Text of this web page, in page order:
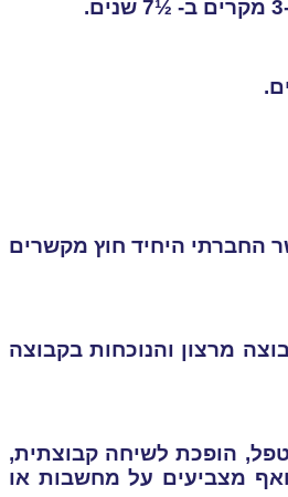
החברתי היחיד חוץ מקשרים
מרצון והנוכחות בקבוצה
הופכת לשיחה קבוצתית,
מצביעים על מחשבות או